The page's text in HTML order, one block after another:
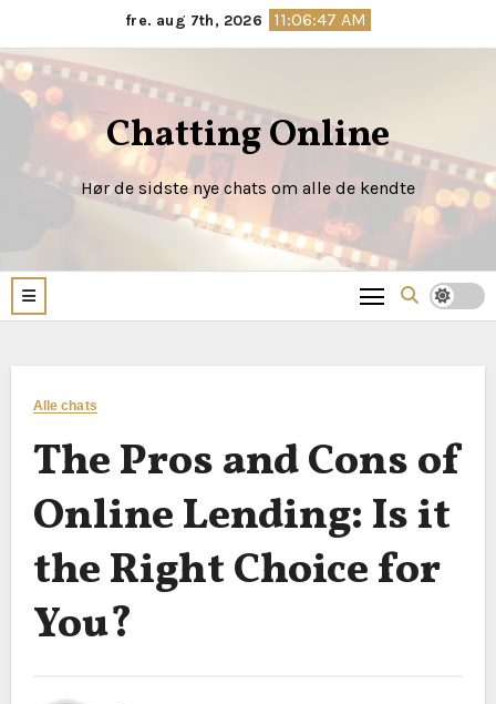
to
content
fre. aug 7th, 2026 11:06:49 AM
Chatting Online
Hør de sidste nye chats om alle de kendte
Alle chats
The Pros and Cons of
Online Lending: Is it
the Right Choice for
You?